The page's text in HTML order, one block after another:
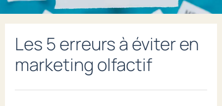
Les 5 erreurs à éviter en
marketing olfactif